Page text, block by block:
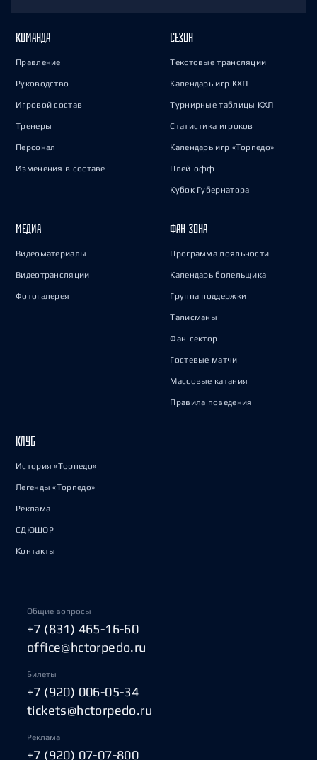
КОМАНДА
Правление
Руководство
Игровой состав
Тренеры
Персонал
Изменения в составе
СЕЗОН
Текстовые трансляции
Календарь игр КХЛ
Турнирные таблицы КХЛ
Статистика игроков
Календарь игр «Торпедо»
Плей-офф
Кубок Губернатора
МЕДИА
Видеоматериалы
Видеотрансляции
Фотогалерея
ФАН-ЗОНА
Программа лояльности
Календарь болельщика
Группа поддержки
Талисманы
Фан-сектор
Гостевые матчи
Массовые катания
Правила поведения
КЛУБ
История «Торпедо»
Легенды «Торпедо»
Реклама
СДЮШОР
Контакты
Общие вопросы
+7 (831) 465-16-60
office@hctorpedo.ru
Билеты
+7 (920) 006-05-34
tickets@hctorpedo.ru
Реклама
+7 (920) 07-07-800